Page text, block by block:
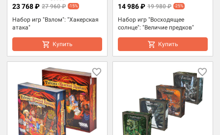
Набор игр "Взлом": "Хакерская
атака"
23 768 ₽ 27 960 ₽ -15%
Купить
Набор игр "Восходящее
солнце": "Величие предков"
14 986 ₽ 19 980 ₽ -25%
Купить